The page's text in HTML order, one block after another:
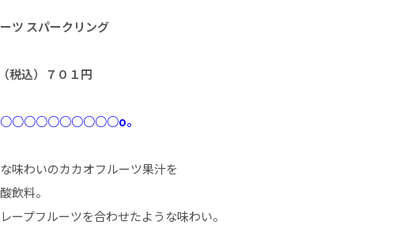
ツ スパークリング
込）７０１円
。
味わいのカカオフルーツ果汁を
飲料。
ープフルーツを合わせたような味わい。